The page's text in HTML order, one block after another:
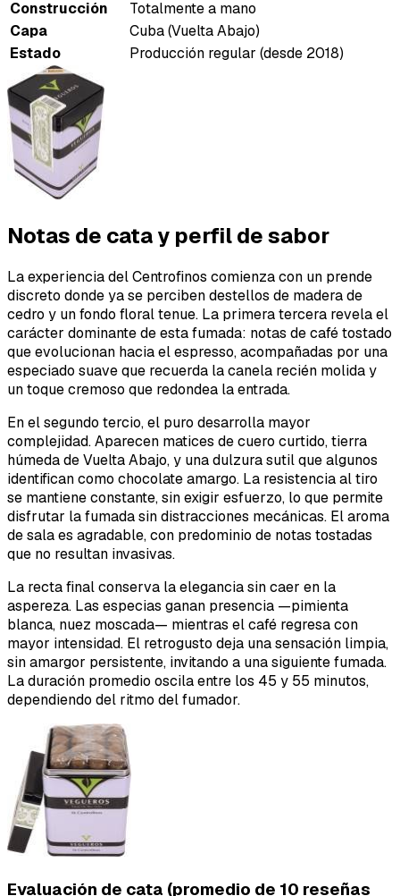
Construcción
Totalmente a mano
Capa
Cuba (Vuelta Abajo)
Estado
Producción regular (desde 2018)
Notas de cata y perfil de sabor
La experiencia del Centrofinos comienza con un prende
discreto donde ya se perciben destellos de madera de
cedro y un fondo floral tenue. La primera tercera revela el
carácter dominante de esta fumada: notas de café tostado
que evolucionan hacia el espresso, acompañadas por una
especiado suave que recuerda la canela recién molida y
un toque cremoso que redondea la entrada.
En el segundo tercio, el puro desarrolla mayor
complejidad. Aparecen matices de cuero curtido, tierra
húmeda de Vuelta Abajo, y una dulzura sutil que algunos
identifican como chocolate amargo. La resistencia al tiro
se mantiene constante, sin exigir esfuerzo, lo que permite
disfrutar la fumada sin distracciones mecánicas. El aroma
de sala es agradable, con predominio de notas tostadas
que no resultan invasivas.
La recta final conserva la elegancia sin caer en la
aspereza. Las especias ganan presencia —pimienta
blanca, nuez moscada— mientras el café regresa con
mayor intensidad. El retrogusto deja una sensación limpia,
sin amargor persistente, invitando a una siguiente fumada.
La duración promedio oscila entre los 45 y 55 minutos,
dependiendo del ritmo del fumador.
Evaluación de cata (promedio de 10 reseñas